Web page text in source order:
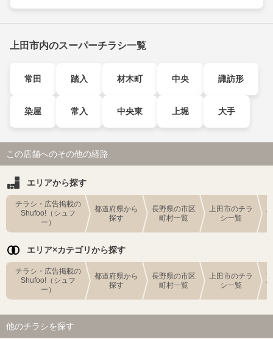
上田市内のスーパーチラシ一覧
常田 踏入 材木町 中央 諏訪形
染屋 常入 中央東 上堀 大手
この店舗へのその他の経路
エリアから探す
チラシ・広告掲載の
Shufoo!（シュフ
ー）
都道府県から
探す
長野県の市区
町村一覧
上田市のチラ
シ一覧
エリア×カテゴリから探す
チラシ・広告掲載の
Shufoo!（シュフ
ー）
都道府県から
探す
長野県の市区
町村一覧
上田市のチラ
シ一覧
他のチラシを探す